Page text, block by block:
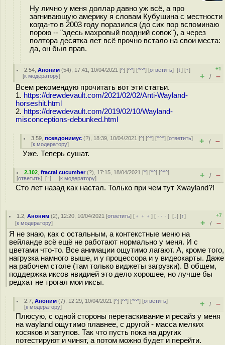
Ну лично у меня доллар давно уж всё, а про
загнивающую америку я словам Кубушина с местности
когда-то в 2003 году поразился (до сих пор вспоминаю
порою -- "здесь махровый поздний совок"), а через
полтора десятка лет всё прочно встало на свои места:
да, он был прав.
2.54 ,Аноним (54), 17:41, 10/04/2021 [^] [^^] [^^^] [ответить][↓] [↑]
[к модератору]
+1
+ / –
Всем рекомендую прочитать вот эти статьи.
1. https://drewdevault.com/2021/02/02/Anti-Wayland-
horseshit.html
2. https://drewdevault.com/2019/02/10/Wayland-
misconceptions-debunked.html
3.59 ,псевдонимус (?), 18:39, 10/04/2021 [^] [^^] [^^^] [ответить]
[к модератору] + / –
Уже. Теперь сушат.
2.102 ,fractal cucumber(?), 17:15, 18/04/2021 [^] [^^] [^^^]
[ответить] [↑] [к модератору] + / –
Сто лет назад как настал. Только при чем тут Xwayland?!
1.2 ,Аноним (2), 12:20, 10/04/2021 [ответить] [ ﹢﹢﹢] [ · · ·][↓] [↑]
[к модератору]
+7
+ / –
Я не знаю, как с остальным, а контекстные меню на
вейланде всё ещё не работают нормально у меня. И с
цветами что-то. Все анимации ощутимо лагают. А, кроме того,
нагрузка намного выше, и у процессора и у видеокарты. Даже
на рабочем столе (там только виджеты загрузки). В общем,
поддержка иксов нвидией это дело хорошее, но лучше бы
редхат не трогал мои иксы.
2.7 ,Аноним (7), 12:29, 10/04/2021 [^] [^^] [^^^] [ответить]
[к модератору] + / –
Плюсую, с одной стороны перетаскивание и ресайз у меня
на wayland ощутимо плавнее, с другой - масса мелких
косяков и затупов. Так что пусть пока на других
потестируют и чинят, а потом можно будет и перейти.